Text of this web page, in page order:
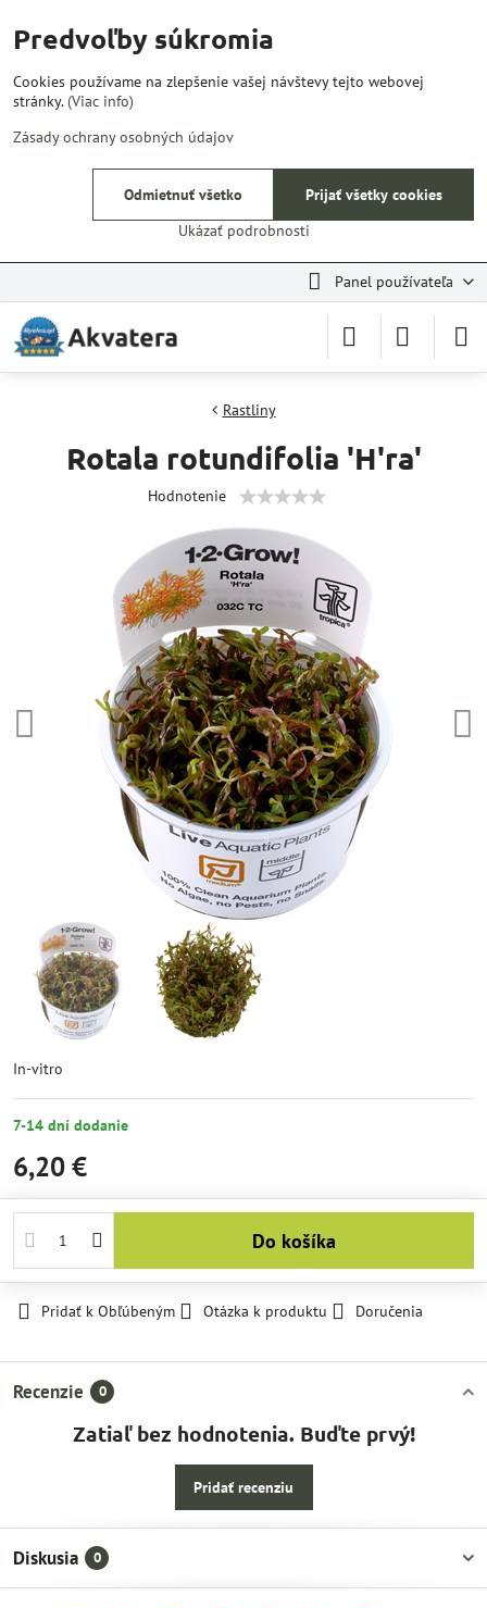
Panel používateľa
Rastliny
Rotala rotundifolia 'H'ra'
Hodnotenie
In-vitro
7-14 dní dodanie
6,20 €
Do košíka
Pridať k Obľúbeným Otázka k produktu Doručenia
Recenzie 0
Zatiaľ bez hodnotenia. Buďte prvý!
Pridať recenziu
Diskusia 0
Predvoľby súkromia
Cookies používame na zlepšenie vašej návštevy tejto webovej
stránky.(Viac info)
Zásady ochrany osobných údajov
Ukázať podrobnosti
Prijať všetky cookies
Odmietnuť všetko